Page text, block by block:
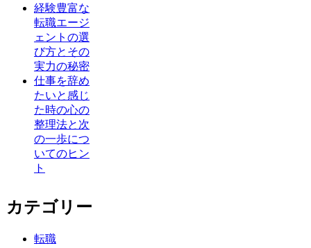
経験豊富な
転職エージ
ェントの選
び方とその
実力の秘密
仕事を辞め
たいと感じ
た時の心の
整理法と次
の一歩につ
いてのヒン
ト
カテゴリー
転職